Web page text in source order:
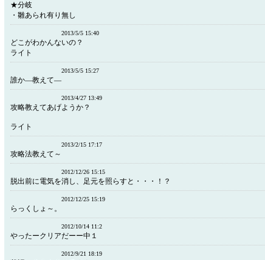
★分岐
・雛あられ有り無し
2013/5/5 15:40
どこがわかんないの？
ライト
2013/5/5 15:27
誰か―教えて―
2013/4/27 13:49
攻略教えてあげようか？
ライト
2013/2/15 17:17
攻略法教えて～
2012/12/26 15:15
脱出前に電気を消し、足元を照らすと・・・！？
2012/12/25 15:19
らっくしょ～。
2012/10/14 11:2
やったークリアだーー中１
2012/9/21 18:19